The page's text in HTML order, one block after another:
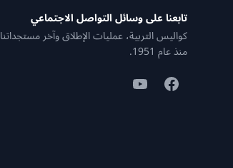
تابعنا على وسائل التواصل الاجتماعي
كواليس التربية، عمليات الإطلاق وآخر مستجداتنا
منذ عام 1951.